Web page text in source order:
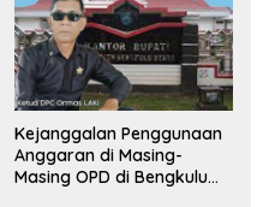
Kejanggalan Penggunaan
Anggaran di Masing-
Masing OPD di Bengkulu